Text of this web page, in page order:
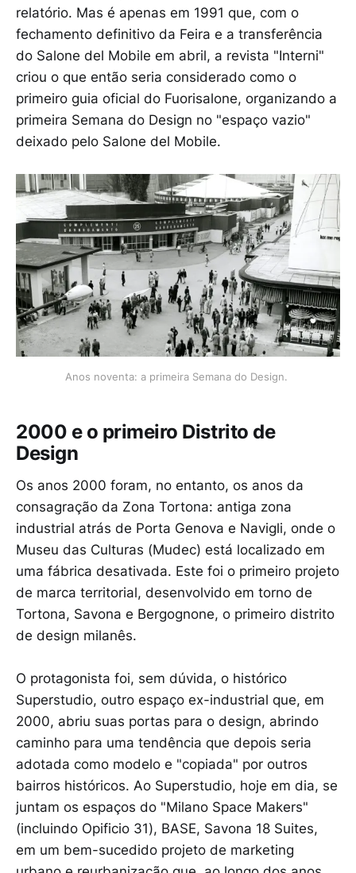
relatório. Mas é apenas em 1991 que, com o
fechamento definitivo da Feira e a transferência
do Salone del Mobile em abril, a revista "Interni"
criou o que então seria considerado como o
primeiro guia oficial do Fuorisalone, organizando a
primeira Semana do Design no "espaço vazio"
deixado pelo Salone del Mobile.
Anos noventa: a primeira Semana do Design.
2000 e o primeiro Distrito de
Design
Os anos 2000 foram, no entanto, os anos da
consagração da Zona Tortona: antiga zona
industrial atrás de Porta Genova e Navigli, onde o
Museu das Culturas (Mudec) está localizado em
uma fábrica desativada. Este foi o primeiro projeto
de marca territorial, desenvolvido em torno de
Tortona, Savona e Bergognone, o primeiro distrito
de design milanês.
O protagonista foi, sem dúvida, o histórico
Superstudio, outro espaço ex-industrial que, em
2000, abriu suas portas para o design, abrindo
caminho para uma tendência que depois seria
adotada como modelo e "copiada" por outros
bairros históricos. Ao Superstudio, hoje em dia, se
juntam os espaços do "Milano Space Makers"
(incluindo Opificio 31), BASE, Savona 18 Suites,
em um bem-sucedido projeto de marketing